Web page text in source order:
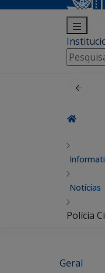
por:
Notícias
Polícia
Geral